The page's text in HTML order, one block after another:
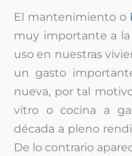
El mantenimiento o
muy importante a
uso en nuestras
un gasto
nueva, por tal
vitro o cocina a
década a pleno
De lo contrario